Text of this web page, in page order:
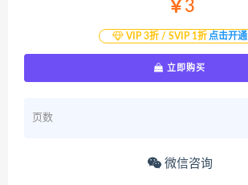
￥3
VIP 3折 / SVIP 1折 点击开通
立即购买
页数
微信咨询